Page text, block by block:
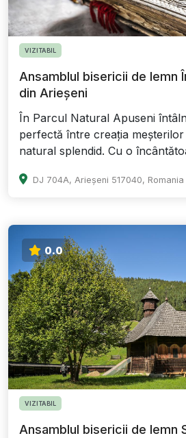
VIZITABIL
Ansamblul bisericii de lemn
din Arieșeni
În Parcul Natural Apuseni
perfectă între creația
natural splendid. Cu o
DJ 704A, Arieșeni 517040, Romania
0.0
VIZITABIL
Ansamblul bisericii de lemn